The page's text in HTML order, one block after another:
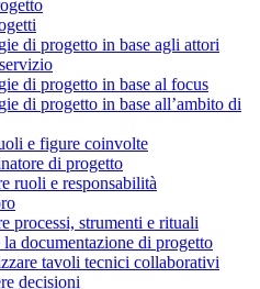
di progetto in base agli attori
di progetto in base al focus
di progetto in base all’ambito di
e figure coinvolte
di progetto
ruoli e responsabilità
processi, strumenti e rituali
documentazione di progetto
tavoli tecnici collaborativi
decisioni